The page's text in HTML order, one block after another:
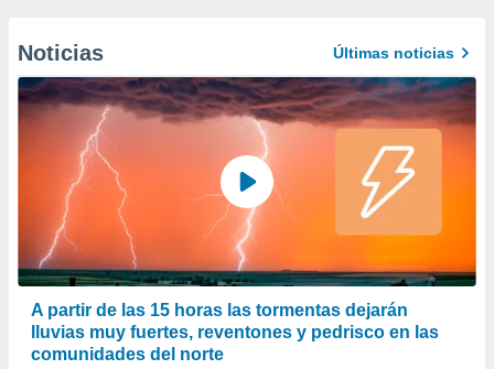
Noticias Últimas noticias
A partir de las 15 horas las tormentas dejarán
lluvias muy fuertes, reventones y pedrisco en las
comunidades del norte